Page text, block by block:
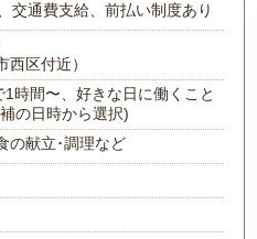
交通費支給、前払い制度あり
西区付近）
時間〜、好きな日に働くこと
の日時から選択)
の献立･調理など